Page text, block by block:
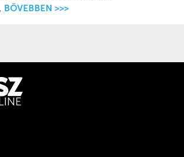
BŐVEBBEN >>>